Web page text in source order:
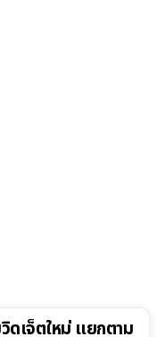
ดเจ็ตใหม่ แยกตาม